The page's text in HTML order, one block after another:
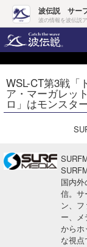
波伝説 サー
波の情報を波伝説
ヘルプ
ログイン
WAVE HUNTER
サーフィンエリア
WSL-CT第3戦「
ア・マーガレッ
ロ」はモンスタ
国内
信。サ
ン、
ー、
から
な視点
Core Surf Japan
コンテスト
ファッション/グ
アート＆エンタ
ショップ情報